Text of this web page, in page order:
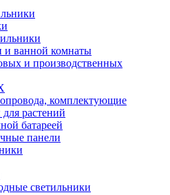
и ванной комнаты
и производственных
комплектующие
растений
батареей
панели
светильники